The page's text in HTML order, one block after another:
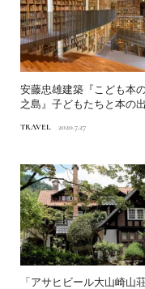
安藤忠雄建築『こども本
之島』子どもたちと本の出
TRAVEL 2020.7.27
「アサヒビール大山崎山